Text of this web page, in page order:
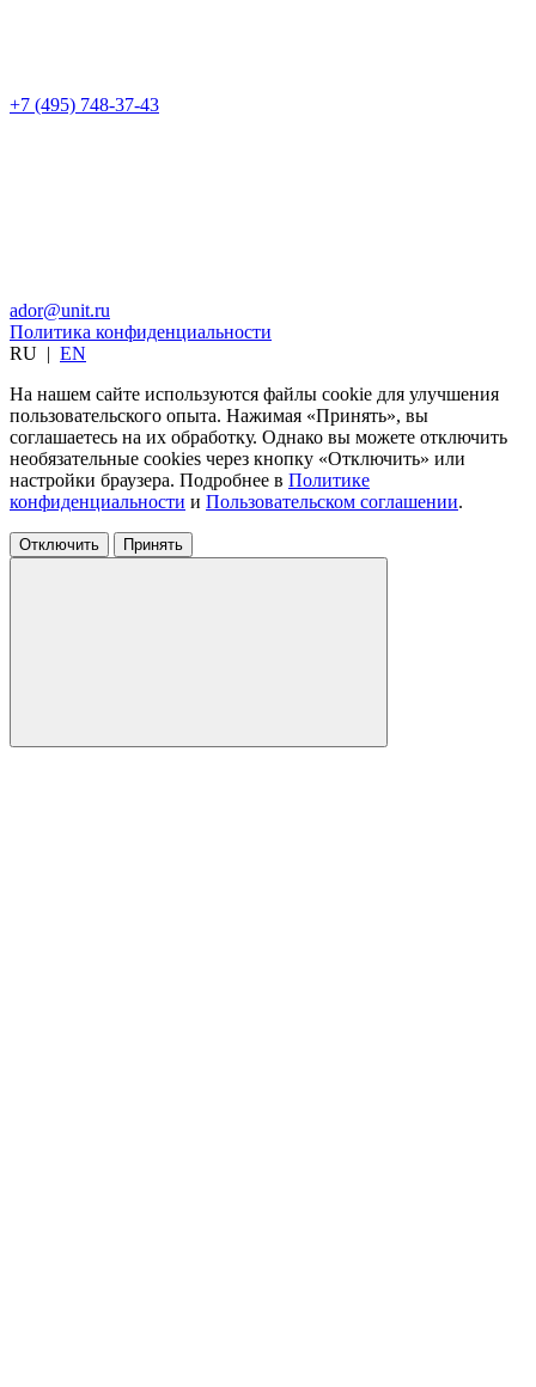
+7 (495) 748-37-43
ador@unit.ru
Политика конфиденциальности
RU | EN
На нашем сайте используются файлы cookie для улучшения
пользовательского опыта. Нажимая «Принять», вы
соглашаетесь на их обработку. Однако вы можете отключить
необязательные cookies через кнопку «Отключить» или
настройки браузера. Подробнее в Политике
конфиденциальности и Пользовательском соглашении.
Отключить Принять